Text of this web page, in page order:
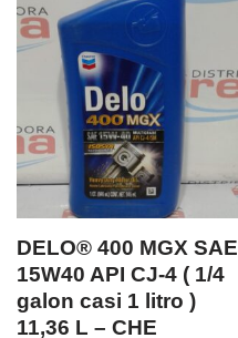
DELO® 400 MGX SAE
15W40 API CJ-4 ( 1/4
galon casi 1 litro )
11,36 L – CHE